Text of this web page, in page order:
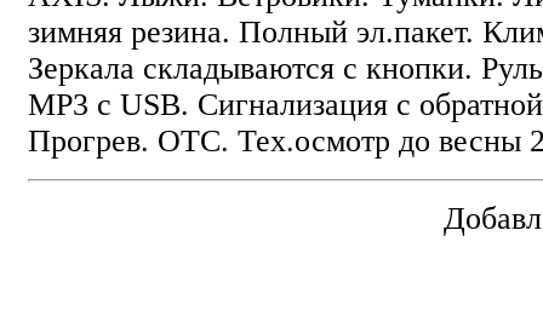
зимняя резина. Полный эл.пакет.
Зеркала складываются с кнопки.
MP3 с USB. Сигнализация с
Прогрев. ОТС. Тех.осмотр до весны